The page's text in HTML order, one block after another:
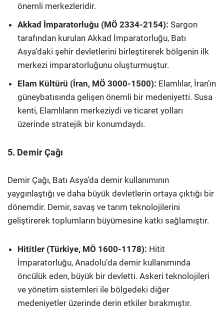
önemli merkezleridir.
Akkad İmparatorluğu (MÖ 2334-2154): Sargon
tarafından kurulan Akkad İmparatorluğu, Batı
Asya’daki şehir devletlerini birleştirerek bölgenin ilk
merkezi imparatorluğunu oluşturmuştur.
Elam Kültürü (İran, MÖ 3000-1500): Elamlılar, İran’ın
güneybatısında gelişen önemli bir medeniyetti. Susa
kenti, Elamlıların merkeziydi ve ticaret yolları
üzerinde stratejik bir konumdaydı.
5. Demir Çağı
Demir Çağı, Batı Asya’da demir kullanımının
yaygınlaştığı ve daha büyük devletlerin ortaya çıktığı bir
dönemdir. Demir, savaş ve tarım teknolojilerini
geliştirerek toplumların büyümesine katkı sağlamıştır.
Hititler (Türkiye, MÖ 1600-1178): Hitit
İmparatorluğu, Anadolu’da demir kullanımında
öncülük eden, büyük bir devletti. Askeri teknolojileri
ve yönetim sistemleri ile bölgedeki diğer
medeniyetler üzerinde derin etkiler bırakmıştır.